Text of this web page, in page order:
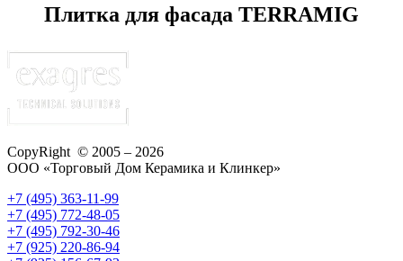
Плитка для фасада TERRAMIG
CopyRight © 2005 – 2026
ООО «Торговый Дом Керамика и Клинкер»
+7 (495) 363-11-99
+7 (495) 772-48-05
+7 (495) 792-30-46
+7 (925) 220-86-94